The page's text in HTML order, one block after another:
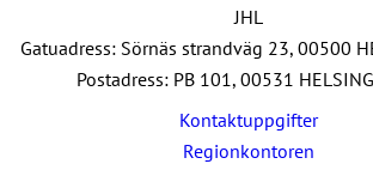
JHL
Gatuadress: Sörnäs strandväg 23, 00500
Postadress: PB 101, 00531
Kontaktuppgifter
Regionkontoren